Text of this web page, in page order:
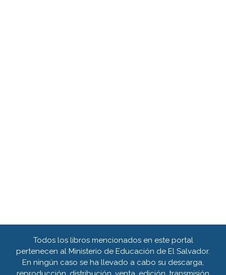
Todos los libros mencionados en este portal
pertenecen al Ministerio de Educación de El Salvador.
En ningún caso se ha llevado a cabo su descarga,